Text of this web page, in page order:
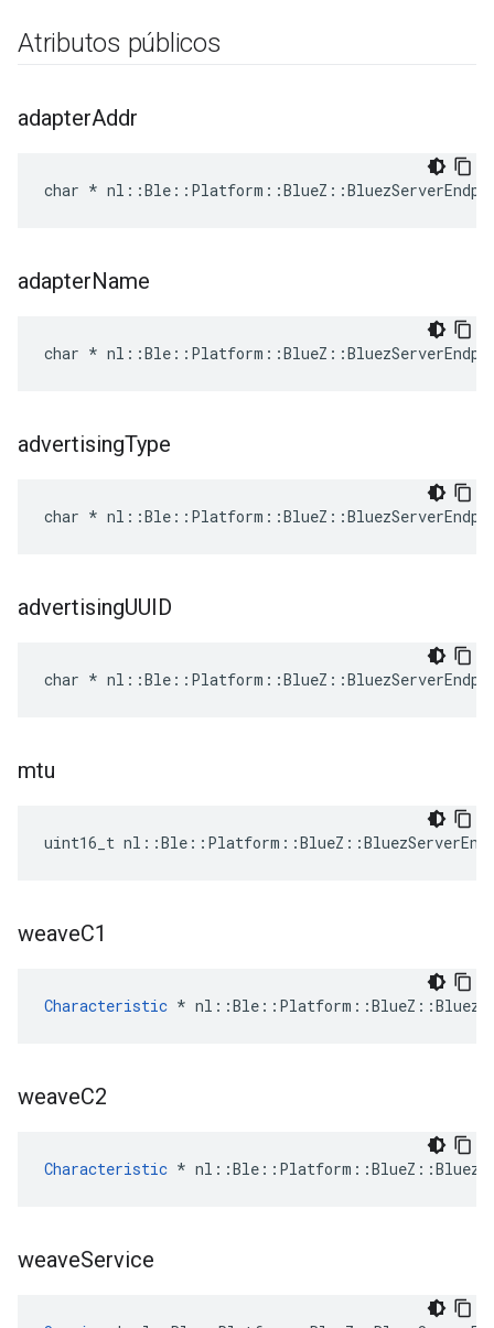
Atributos públicos
adapterAddr
char *
adapterName
char *
advertisingType
char *
advertisingUUID
char *
mtu
uint16_t
weaveC1
Characteristic *
weaveC2
Characteristic *
weaveService